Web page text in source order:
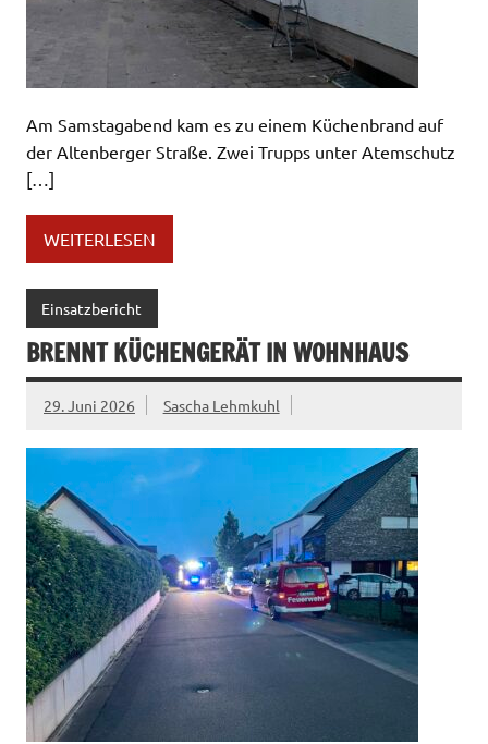
Am Samstagabend kam es zu einem Küchenbrand auf
der Altenberger Straße. Zwei Trupps unter Atemschutz
[…]
WEITERLESEN
Einsatzbericht
BRENNT KÜCHENGERÄT IN WOHNHAUS
29. Juni 2026 Sascha Lehmkuhl